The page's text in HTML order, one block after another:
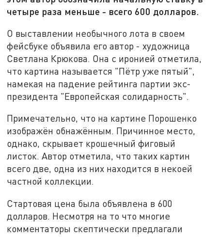
четыре раза меньше - всего 600 долларов.
О выставлении необычного лота в своем
фейсбуке объявила его автор - художница
Светлана Крюкова. Она с иронией отметила,
что картина называется "Пётр уже пятый",
намекая на падение рейтинга партии экс-
президента "Европейская солидарность".
Примечательно, что на картине Порошенко
изображён обнажённым. Причинное место,
однако, скрывает крошечный фиговый
листок. Автор отметила, что таких картин
всего две, одна из них находится в некоей
частной коллекции.
Стартовая цена была объявлена в 600
долларов. Несмотря на то что многие
комментаторы скептически предлагали